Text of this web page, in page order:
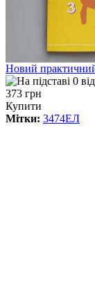
Новий
373 грн
Купити
Мітки: 3474ЕЛ